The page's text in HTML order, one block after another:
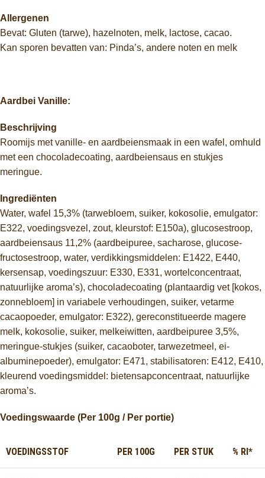
Allergenen
Bevat: Gluten (tarwe), hazelnoten, melk, lactose, cacao.
Kan sporen bevatten van: Pinda’s, andere noten en melk
Aardbei Vanille:
Beschrijving
Roomijs met vanille- en aardbeiensmaak in een wafel, omhuld
met een chocoladecoating, aardbeiensaus en stukjes
meringue.
Ingrediënten
Water, wafel 15,3% (tarwebloem, suiker, kokosolie, emulgator:
E322, voedingsvezel, zout, kleurstof: E150a), glucosestroop,
aardbeiensaus 11,2% (aardbeipuree, sacharose, glucose-
fructosestroop, water, verdikkingsmiddelen: E1422, E440,
kersensap, voedingszuur: E330, E331, wortelconcentraat,
natuurlijke aroma’s), chocoladecoating (plantaardig vet [kokos,
zonnebloem] in variabele verhoudingen, suiker, vetarme
cacaopoeder, emulgator: E322), gereconstitueerde magere
melk, kokosolie, suiker, melkeiwitten, aardbeipuree 3,5%,
meringue-stukjes (suiker, cacaoboter, tarwezetmeel, ei-
albuminepoeder), emulgator: E471, stabilisatoren: E412, E410,
kleurend voedingsmiddel: bietensapconcentraat, natuurlijke
aroma’s.
Voedingswaarde (Per 100g / Per portie)
VOEDINGSSTOF PER 100G PER STUK % RI*